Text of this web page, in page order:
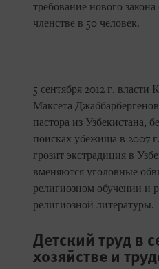
требование нового
членстве в 50 человек.
5 сентября 2012 г. власти
Максета
пастора из Узбекистана,
поисках убежища в 2007
грозит экстрадиция в
вменяются уголовные
религиозном обучении и
религиозной литературы.
Детский труд в
хозяйстве и